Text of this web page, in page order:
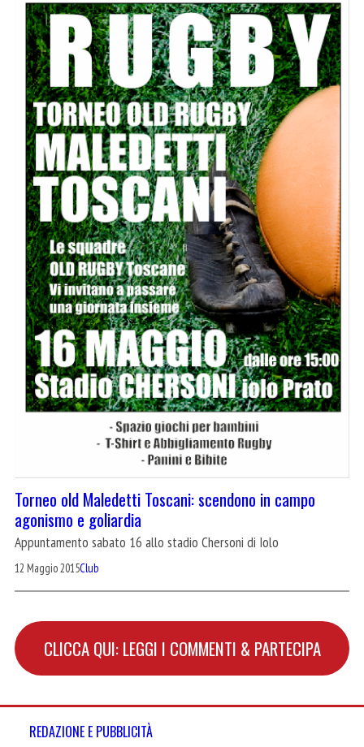
Torneo old Maledetti Toscani: scendono in campo
agonismo e goliardia
Appuntamento sabato 16 allo stadio Chersoni di Iolo
12 Maggio 2015Club
CLICCA QUI: LEGGI I COMMENTI & PARTECIPA
REDAZIONE E PUBBLICITÀ